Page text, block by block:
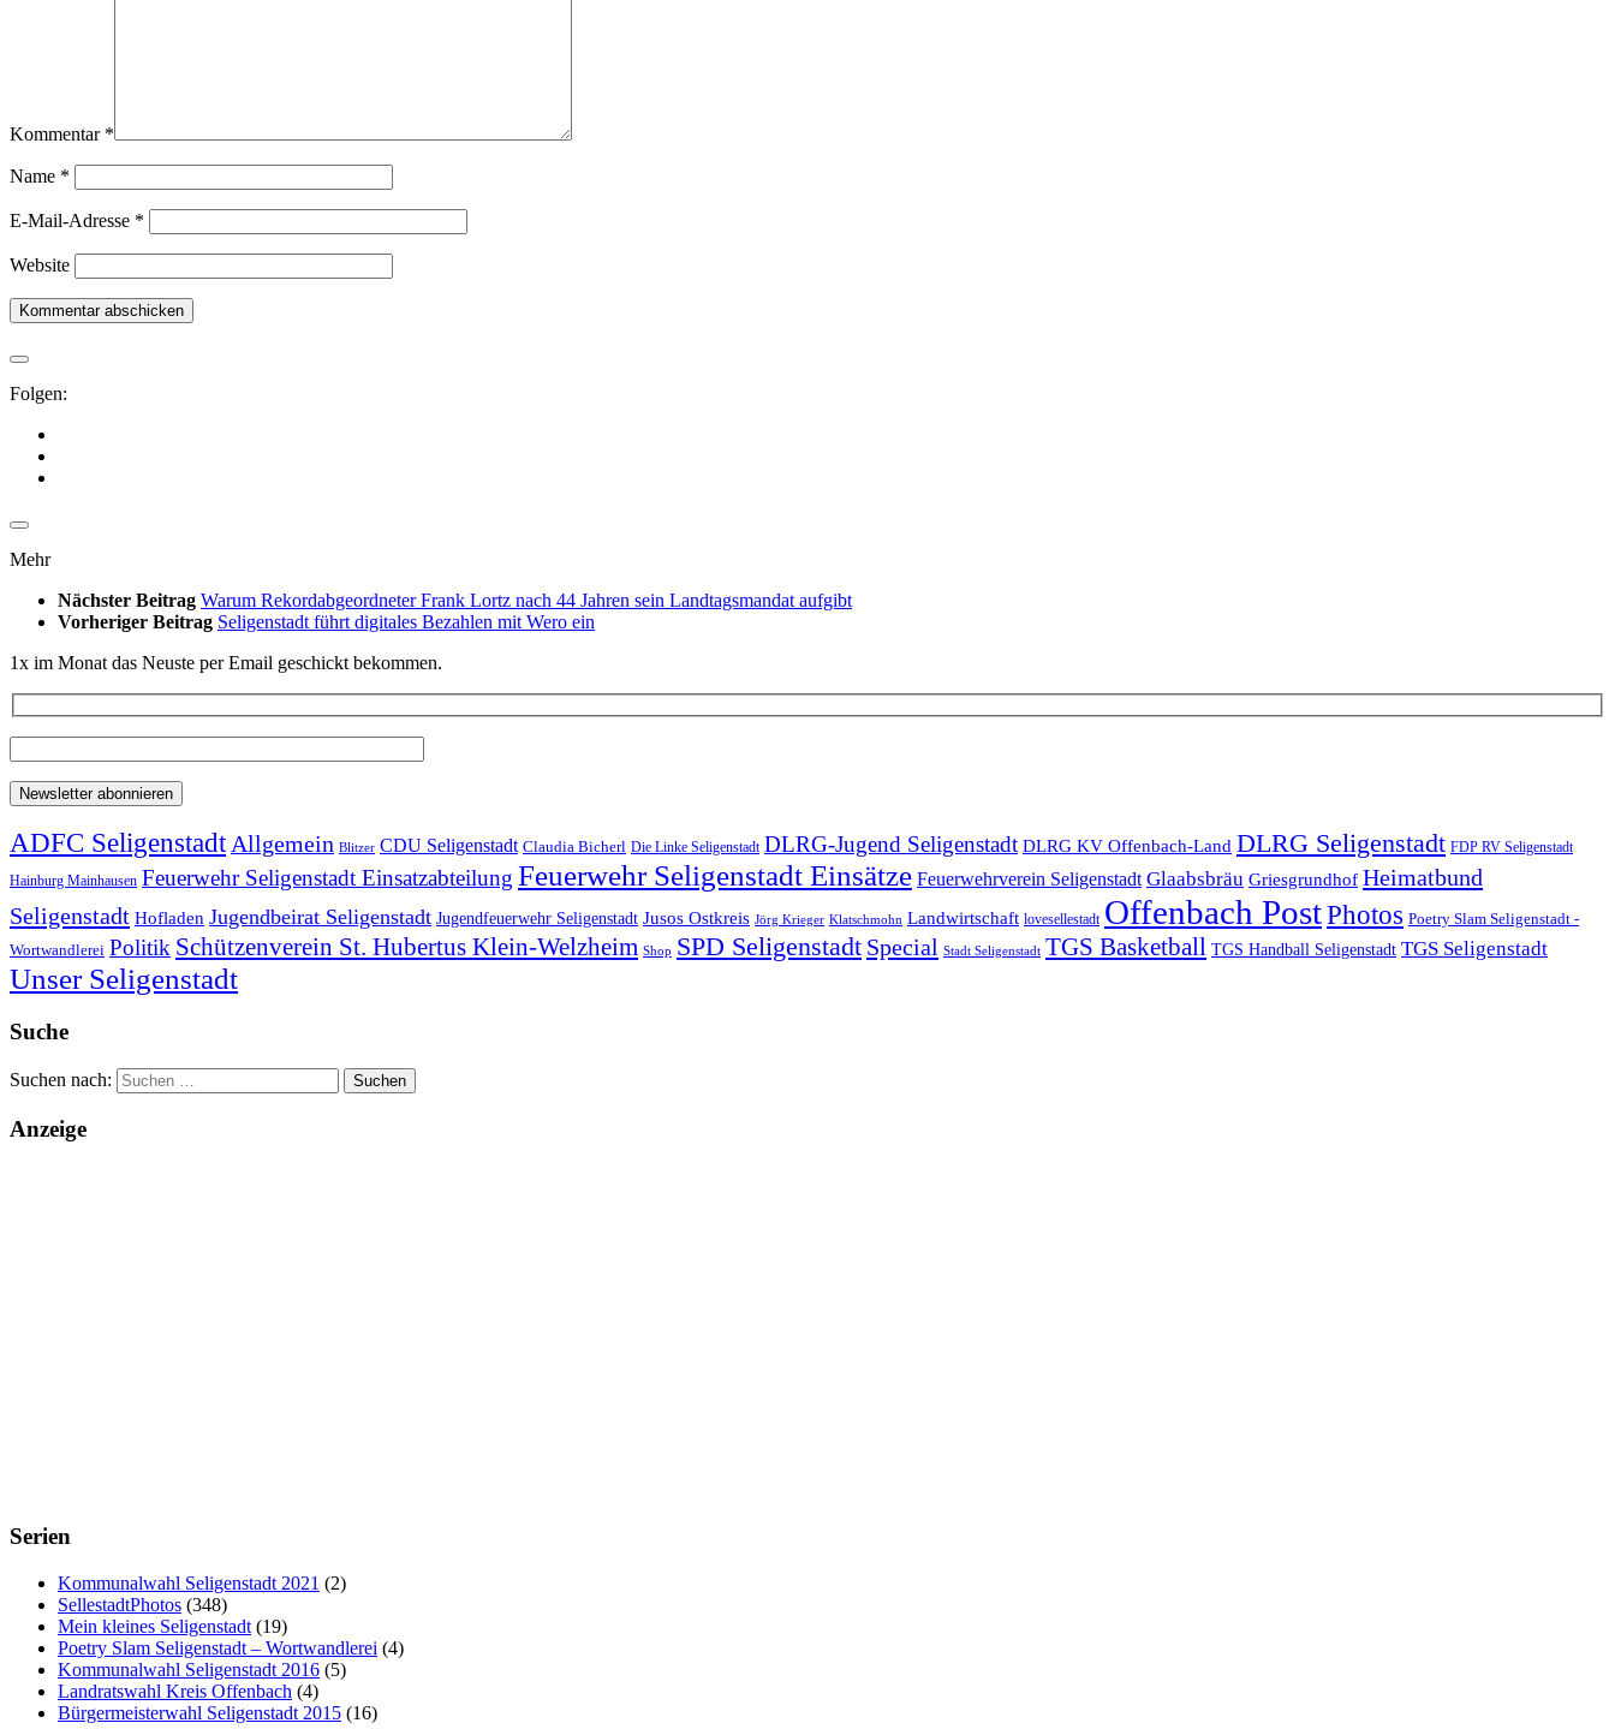
Kommentar *
Name *
E-Mail-Adresse *
Website
Folgen:
Mehr
Nächster Beitrag Warum Rekordabgeordneter Frank Lortz nach 44 Jahren sein Landtagsmandat aufgibt
Vorheriger Beitrag Seligenstadt führt digitales Bezahlen mit Wero ein
1x im Monat das Neuste per Email geschickt bekommen.
ADFC SeligenstadtAllgemein Blitzer CDU Seligenstadt Claudia Bicherl Die Linke Seligenstadt DLRG-Jugend Seligenstadt DLRG KV Offenbach-Land DLRG Seligenstadt FDP RV Seligenstadt
Hainburg Mainhausen Feuerwehr Seligenstadt Einsatzabteilung Feuerwehr Seligenstadt Einsätze Feuerwehrverein Seligenstadt Glaabsbräu Griesgrundhof Heimatbund
Seligenstadt Hofladen Jugendbeirat Seligenstadt Jugendfeuerwehr Seligenstadt Jusos Ostkreis Jörg Krieger Klatschmohn Landwirtschaft lovesellestadt Offenbach PostPhotos Poetry Slam Seligenstadt -
Wortwandlerei Politik Schützenverein St. Hubertus Klein-Welzheim Shop SPD Seligenstadt Special Stadt Seligenstadt TGS Basketball TGS Handball Seligenstadt TGS Seligenstadt
Unser Seligenstadt
Suche
Suchen nach:
Anzeige
Serien
Kommunalwahl Seligenstadt 2021 (2)
SellestadtPhotos (348)
Mein kleines Seligenstadt (19)
Poetry Slam Seligenstadt – Wortwandlerei (4)
Kommunalwahl Seligenstadt 2016 (5)
Landratswahl Kreis Offenbach (4)
Bürgermeisterwahl Seligenstadt 2015 (16)